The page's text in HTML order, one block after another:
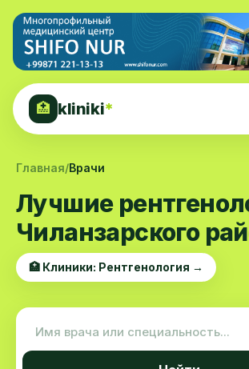
🏥 kliniki*
Главная/Врачи
Лучшие
Чиланзарского
🏥 Клиники: Рентгенология →